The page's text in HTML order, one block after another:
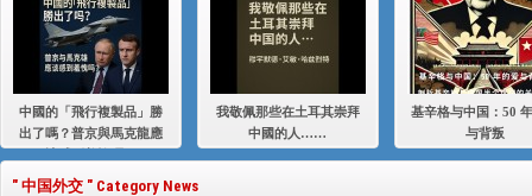
伊利夏提：维吾尔种族灭绝
中國的「飛行複製品」勝
出了嗎？普京與馬克龍應
我敬佩那些在土耳其崇拜
中國的人……
基辛格与中国：50
与背叛
" 中国外交 " Category News